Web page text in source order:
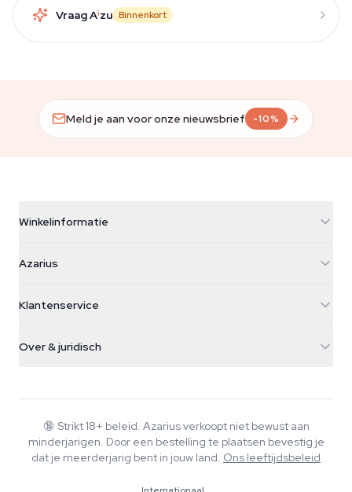
Vraag Aizu Binnenkort
Meld je aan voor onze nieuwsbrief -10%
Winkelinformatie
Galvaniweg 11
Nederland
+31(0)204897914
Azarius
Smokeshop
Klantenservice
Retourbeleid
Veelgestelde vragen
Privacybeleid
Over & juridisch
Wiki
Muziek
🔞 Strikt 18+ beleid. Azarius verkoopt niet bewust aan
minderjarigen. Door een bestelling te plaatsen bevestig je
dat je meerderjarig bent in jouw land. Ons leeftijdsbeleid